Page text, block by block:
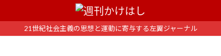
ン
ー
21世紀社会主義の思想と運動に寄与する左翼ジャーナル